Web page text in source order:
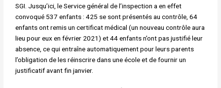
SGI. Jusqu’ici, le Service général de l’inspection a en effet
convoqué 537 enfants : 425 se sont présentés au contrôle, 64
enfants ont remis un certificat médical (un nouveau contrôle aura
lieu pour eux en février 2021) et 44 enfants n’ont pas justifié leur
absence, ce qui entraîne automatiquement pour leurs parents
l’obligation de les réinscrire dans une école et de fournir un
justificatif avant fin janvier.